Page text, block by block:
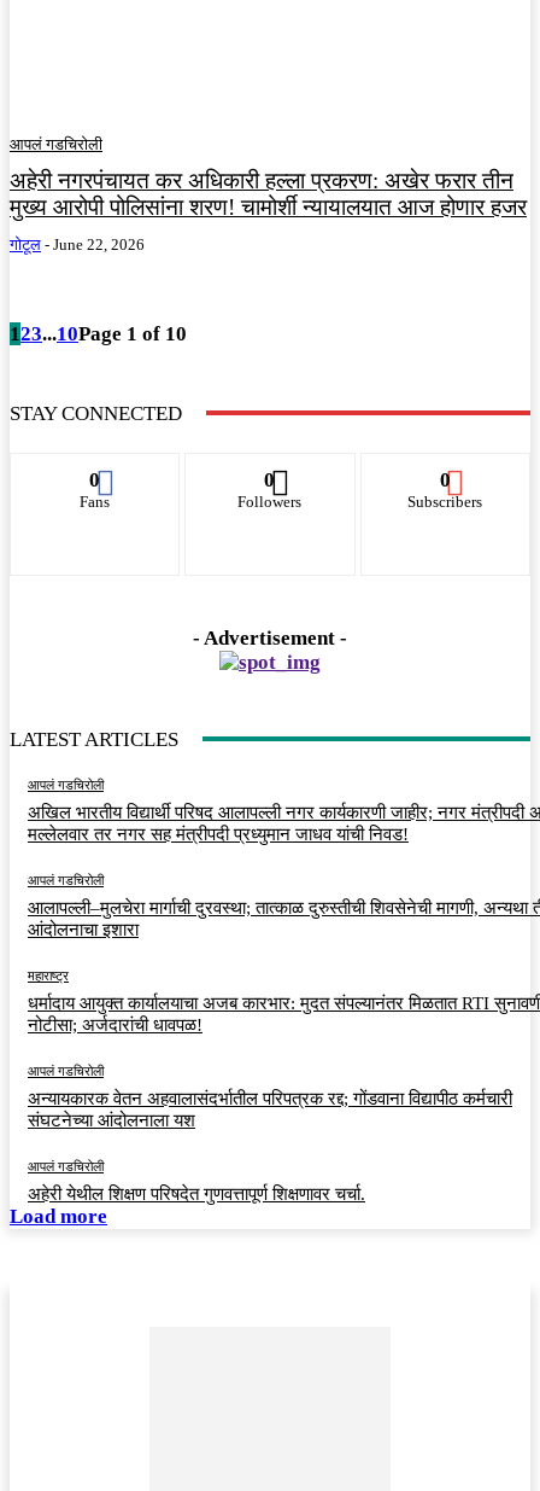
आपलं गडचिरोली
अहेरी नगरपंचायत कर अधिकारी हल्ला प्रकरण: अखेर फरार तीन
मुख्य आरोपी पोलिसांना शरण! चामोर्शी न्यायालयात आज होणार हजर
गोटूल - June 22, 2026
123...10Page 1 of 10
STAY CONNECTED
0
Fans
0
Followers
0
Subscribers
- Advertisement -
LATEST ARTICLES
आपलं गडचिरोली
अखिल भारतीय विद्यार्थी परिषद आलापल्ली नगर कार्यकारणी जाहीर; नगर मंत्रीपदी
मल्लेलवार तर नगर सह मंत्रीपदी प्रध्युमान जाधव यांची निवड!
आपलं गडचिरोली
आलापल्ली–मुलचेरा मार्गाची दुरवस्था; तात्काळ दुरुस्तीची शिवसेनेची मागणी, अन्यथा
आंदोलनाचा इशारा
महाराष्ट्र
धर्मादाय आयुक्त कार्यालयाचा अजब कारभार: मुदत संपल्यानंतर मिळतात RTI
नोटीसा; अर्जदारांची धावपळ!
आपलं गडचिरोली
अन्यायकारक वेतन अहवालासंदर्भातील परिपत्रक रद्द; गोंडवाना विद्यापीठ कर्मचारी
संघटनेच्या आंदोलनाला यश
आपलं गडचिरोली
अहेरी येथील शिक्षण परिषदेत गुणवत्तापूर्ण शिक्षणावर चर्चा.
Load more